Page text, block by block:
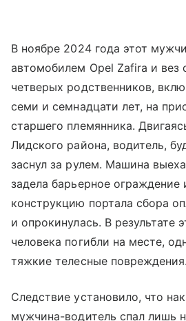
В ноябре 2024 года этот
автомобилем Opel Zafira и вез
четверых родственников,
семи и семнадцати лет, на
старшего племянника.
Лидского района, водитель,
заснул за рулем. Машина
задела барьерное ограждение
конструкцию портала сбора
и опрокинулась. В результате
человека погибли на месте,
тяжкие телесные повреждения.
Следствие установило, что
мужчина-водитель спал лишь